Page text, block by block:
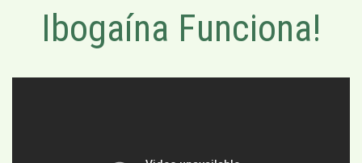
Ibogaína Funciona!